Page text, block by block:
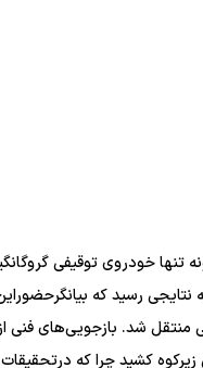
خودروی توقیفی
نتایجی رسید که
منتقل شد. بازجویی‌های فنی
کشید چرا که درتحقیقات